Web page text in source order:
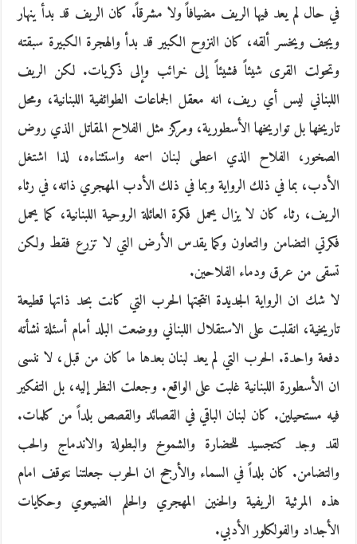
في حال لم يعد فيها الريف مضيافاً ولا مشرقاً. كان الريف قد بدأ ينهار
ويجف ويخسر ألقه، كان النزوح الكبير قد بدأ والهجرة الكبيرة سبقته
وتحولت القرى شيئاً فشيئاً إلى خرائب وإلى ذكريات. لكن الريف
اللبناني ليس أي ريف، انه معقل الجماعات الطوائفية اللبنانية، ومحل
تاريخها بل تواريخها الأسطورية، ومركز مثل الفلاح المقاتل الذي روض
الصخور، الفلاح الذي اعطى لبنان اسمه واستثناءه، لذا اشتغل
الأدب، بما في ذلك الرواية وبما في ذلك الأدب المهجري ذاته، في رثاء
الريف، رثاء كان لا يزال يحمل فكرة العائلة الروحية اللبنانية، كما يحمل
فكرتي التضامن والتعاون وكما يقدس الأرض التي لا تزرع فقط ولكن
تسقى من عرق ودماء الفلاحين.
لا شك ان الرواية الجديدة انتجتها الحرب التي كانت بحد ذاتها قطيعة
تاريخية، انقلبت على الاستقلال اللبناني ووضعت البلد أمام أسئلة نشأته
دفعة واحدة. الحرب التي لم يعد لبنان بعدها ما كان من قبل، لا ننسى
ان الأسطورة اللبنانية غلبت على الواقع. وجعلت النظر إليه، بل التفكير
فيه مستحيلين. كان لبنان الباقي في القصائد والقصص بلداً من كلمات.
لقد وجد كتجسيد للحضارة والشموخ والبطولة والاندماج والحب
والتضامن. كان بلداً في السماء والأرجح ان الحرب جعلتنا نتوقف امام
هذه المرثية الريفية والحنين المهجري والحلم الضيعوي وحكايات
الأجداد والفولكلور الأدبي.